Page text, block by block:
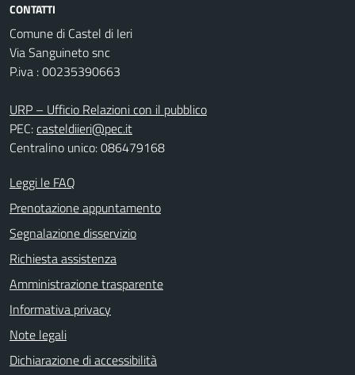
CONTATTI
Comune di Castel di Ieri
Via Sanguineto snc
P.iva : 00235390663
URP – Ufficio Relazioni con il pubblico
PEC:casteldiieri@pec.it
Centralino unico: 086479168
Leggi le FAQ
Prenotazione appuntamento
Segnalazione disservizio
Richiesta assistenza
Amministrazione trasparente
Informativa privacy
Note legali
Dichiarazione di accessibilità